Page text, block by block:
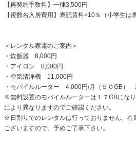
【再契約手数料】一律3,500円
【複数名入居費用】表記賃料×10％（小学生は
＜レンタル家電のご案内＞
・炊飯器 8,000円
・アイロン 8,000円
・空気清浄機 11,000円
・モバイルルーター 4,000円/月（５０GB）
※無料設置のモバイルルーターは１７GBにな
により異なりますのでご確認ください。
※日割りでのレンタルは行っておりません。在
ございますので、予めご了承下さい。